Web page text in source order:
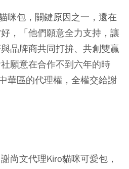
咪包，關鍵原因之一，還在
，「他們願意全力支持，讓
品牌商共同打拚、共創雙贏
願意在合作不到六年的時
華區的代理權，全權交給謝
尚文代理Kiro貓咪可愛包，